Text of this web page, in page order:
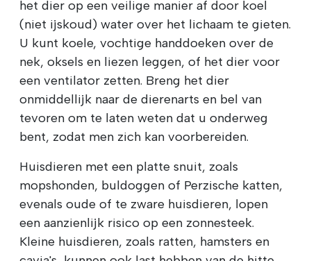
het dier op een veilige manier af door koel
(niet ijskoud) water over het lichaam te gieten.
U kunt koele, vochtige handdoeken over de
nek, oksels en liezen leggen, of het dier voor
een ventilator zetten. Breng het dier
onmiddellijk naar de dierenarts en bel van
tevoren om te laten weten dat u onderweg
bent, zodat men zich kan voorbereiden.
Huisdieren met een platte snuit, zoals
mopshonden, buldoggen of Perzische katten,
evenals oude of te zware huisdieren, lopen
een aanzienlijk risico op een zonnesteek.
Kleine huisdieren, zoals ratten, hamsters en